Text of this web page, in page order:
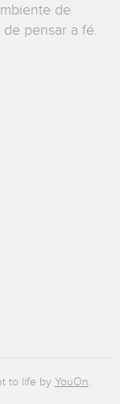
de
pensar a fé.
to life by YouOn.